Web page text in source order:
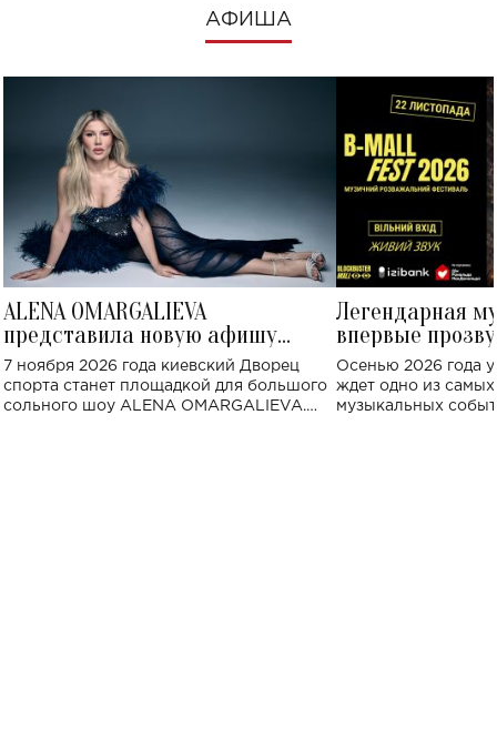
АФИША
ALENA OMARGALIEVA
представила новую афишу
большого концерта во Дворце
спорта
7 ноября 2026 года киевский Дворец
спорта станет площадкой для большого
сольного шоу ALENA OMARGALIEVA.
Легендарная
впервые
Украине: где
Осенью 2026 года
ждет одно из
музыкальных